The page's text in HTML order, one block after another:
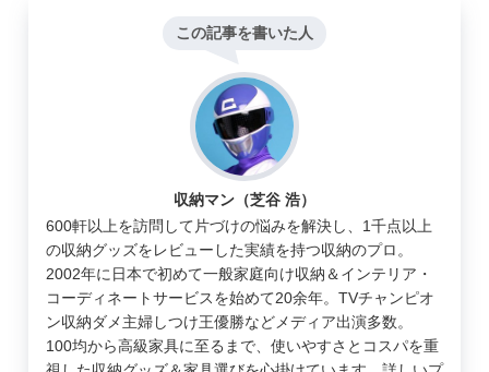
この記事を書いた人
収納マン（芝谷 浩）
600軒以上を訪問して片づけの悩みを解決し、1千点以上
の収納グッズをレビューした実績を持つ収納のプロ。
2002年に日本で初めて一般家庭向け収納＆インテリア・
コーディネートサービスを始めて20余年。TVチャンピオ
ン収納ダメ主婦しつけ王優勝などメディア出演多数。
100均から高級家具に至るまで、使いやすさとコスパを重